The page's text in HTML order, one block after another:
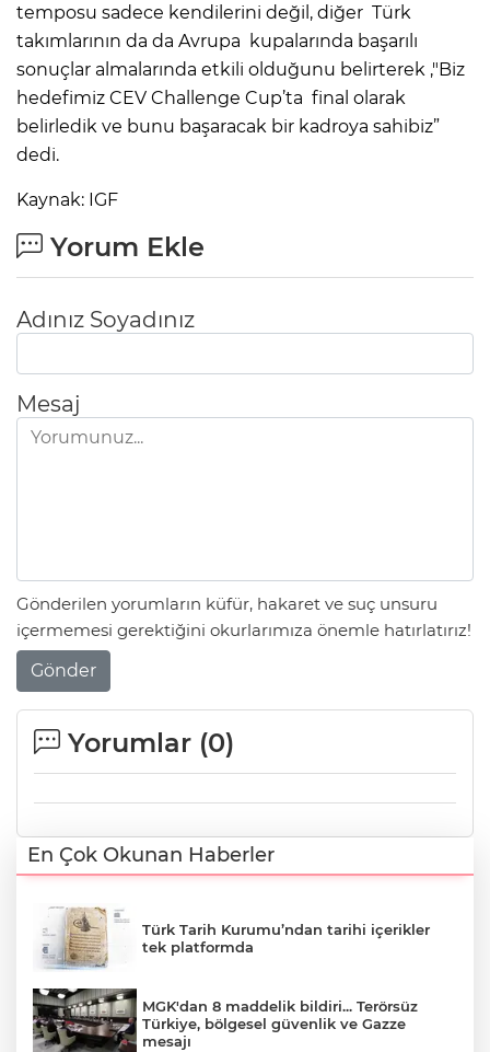
temposu sadece kendilerini değil, diğer Türk
takımlarının da da Avrupa kupalarında başarılı
sonuçlar almalarında etkili olduğunu belirterek ,"Biz
hedefimiz CEV Challenge Cup’ta final olarak
belirledik ve bunu başaracak bir kadroya sahibiz”
dedi.
Kaynak: IGF
Yorum Ekle
Adınız Soyadınız
Mesaj
Gönderilen yorumların küfür, hakaret ve suç unsuru
içermemesi gerektiğini okurlarımıza önemle hatırlatırız!
Gönder
Yorumlar (0)
En Çok Okunan Haberler
Türk Tarih Kurumu’ndan tarihi içerikler
tek platformda
MGK'dan 8 maddelik bildiri... Terörsüz
Türkiye, bölgesel güvenlik ve Gazze
mesajı